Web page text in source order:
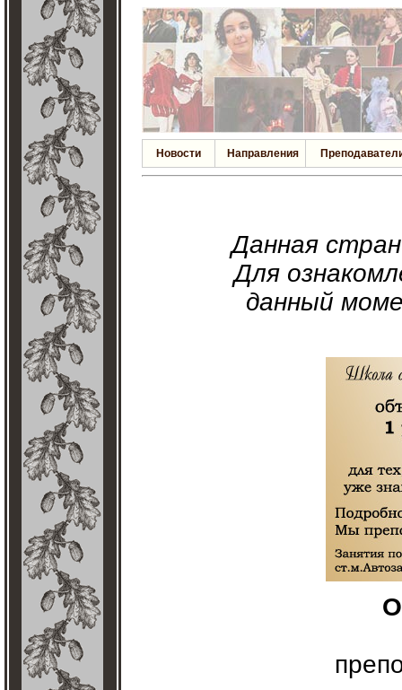
Новости Направления
Данная
Для
данный